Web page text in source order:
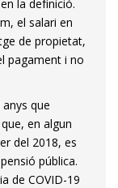
la definició.
el salari en
de propietat,
pagament i no
que
en algun
del 2018, es
pública.
de COVID-19